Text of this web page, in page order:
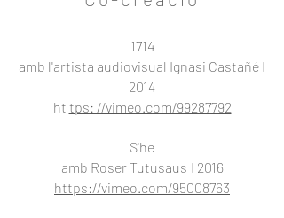
1714
amb l'artista audiovisual Ignasi Castañé I
2014
ht tps: //vimeo.com/99287792
S'he
amb Roser Tutusaus I 2016
https://vimeo.com/95008763